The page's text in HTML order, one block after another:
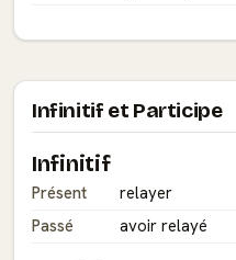
Infinitif et Participe
Infinitif
Présent
relayer
Passé
avoir relayé